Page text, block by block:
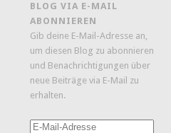
BLOG VIA E-MAIL
ABONNIEREN
Gib deine E-Mail-Adresse an,
um diesen Blog zu abonnieren
und Benachrichtigungen über
neue Beiträge via E-Mail zu
erhalten.
E-